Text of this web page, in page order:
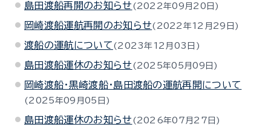
島田渡船再開のお知らせ 2022年09月20日
岡崎渡船運航再開のお知らせ 2022年12月29日
渡船の運航について 2023年12月03日
島田渡船運休のお知らせ 2025年05月09日
岡崎渡船・黒崎渡船・島田渡船の運航再開について
2025年09月05日
島田渡船運休のお知らせ 2026年07月27日